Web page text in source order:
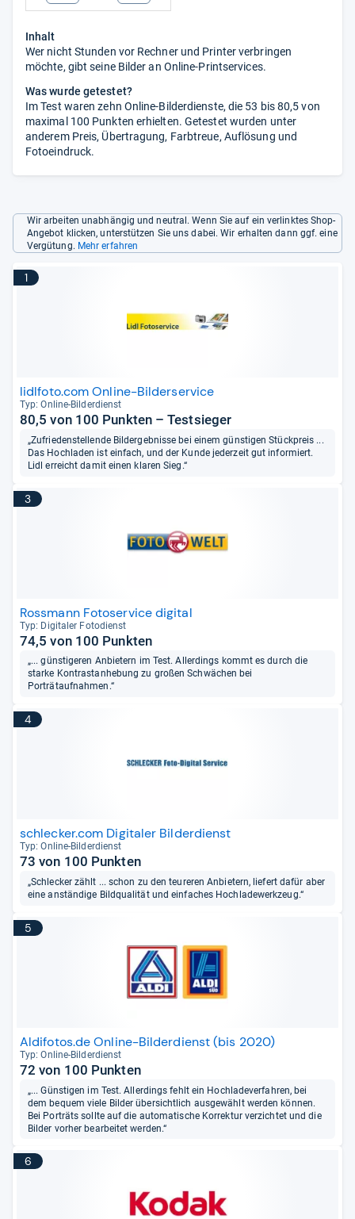
Inhalt
Wer nicht Stunden vor Rechner und Printer verbringen
möchte, gibt seine Bilder an Online-Printservices.
Was wurde getestet?
Im Test waren zehn Online-Bilderdienste, die 53 bis 80,5 von
maximal 100 Punkten erhielten. Getestet wurden unter
anderem Preis, Übertragung, Farbtreue, Auflösung und
Fotoeindruck.
Wir arbeiten unabhängig und neutral. Wenn Sie auf ein verlinktes Shop-
Angebot klicken, unterstützen Sie uns dabei. Wir erhalten dann ggf. eine
Vergütung. Mehr erfahren
1
lidlfoto.com Online-Bilderservice
Typ: Online-​Bil­der­dienst
80,5 von 100 Punkten – Testsieger
„Zufriedenstellende Bildergebnisse bei einem günstigen Stückpreis ...
Das Hochladen ist einfach, und der Kunde jederzeit gut informiert.
Lidl erreicht damit einen klaren Sieg.“
3
Rossmann Fotoservice digital
Typ: Digi­ta­ler Foto­dienst
74,5 von 100 Punkten
„... günstigeren Anbietern im Test. Allerdings kommt es durch die
starke Kontrastanhebung zu großen Schwächen bei
Porträtaufnahmen.“
4
schlecker.com Digitaler Bilderdienst
Typ: Online-​Bil­der­dienst
73 von 100 Punkten
„Schlecker zählt ... schon zu den teureren Anbietern, liefert dafür aber
eine anständige Bildqualität und einfaches Hochladewerkzeug.“
5
Aldifotos.de Online-Bilderdienst (bis 2020)
Typ: Online-​Bil­der­dienst
72 von 100 Punkten
„... Günstigen im Test. Allerdings fehlt ein Hochladeverfahren, bei
dem bequem viele Bilder übersichtlich ausgewählt werden können.
Bei Porträts sollte auf die automatische Korrektur verzichtet und die
Bilder vorher bearbeitet werden.“
6